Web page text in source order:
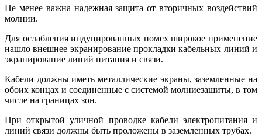
Не менее важна надежная защита от вторичных воздействий
молнии.
Для ослабления индуцированных помех широкое применение
нашло внешнее экранирование прокладки кабельных линий и
экранирование линий питания и связи.
Кабели должны иметь металлические экраны, заземленные на
обоих концах и соединенные с системой молниезащиты, в том
числе на границах зон.
При открытой уличной проводке кабели электропитания и
линий связи должны быть проложены в заземленных трубах.